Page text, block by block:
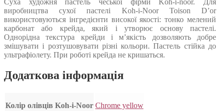
виробництва сухої пастелі Koh-i-Noor Toison D’or
використовуються інгредієнти високої якості: тонко мелений
карбонат або крейда, який і утворює основу пастелі.
Однорідна текстура крейди і м’якість дозволяють добре
змішувати і розтушовувати різні кольори. Пастель стійка до
ультрафіолету. При роботі крейда не кришаться.
Додаткова інформація
Колір олівців Koh-i-Noor Chrome yellow